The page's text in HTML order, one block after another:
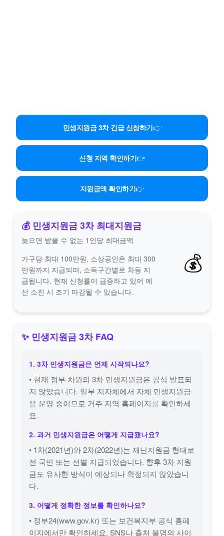
민생지원금 3차 긴급 신청하기👉
신청 지역 확인하기👉
지원금액 확인하기👉
💰 민생지원금 3차 최대지원금
늦으면 받을 수 없는 1인당 최대금액
가구당 최대 100만원, 소상공인은 최대 300
만원까지 지급되며, 소득구간별로 차등 지
급됩니다. 현재 신청률이 급증하고 있어 예
산 소진 시 조기 마감될 수 있습니다.
💰
✨ 민생지원금 3차 FAQ
1. 3차 민생지원금은 언제 시작되나요?
• 현재 정부 차원의 3차 민생지원금은 공식 발표되
지 않았습니다. 일부 지자체에서 자체 민생지원금
을 운영 중이므로 거주 지역 홈페이지를 확인하세
요.
2. 과거 민생지원금은 어떻게 지급됐나요?
• 1차(2021년)와 2차(2022년)는 재난지원금 형태로
전 국민 또는 선별 지급되었습니다. 향후 3차 지원
금도 유사한 방식이 예상되나 확정되지 않았습니
다.
3. 어떻게 정확한 정보를 확인하나요?
• 정부24(www.gov.kr) 또는 보건복지부 공식 홈페
이지에서만 확인하세요. SNS나 출처 불명의 사이